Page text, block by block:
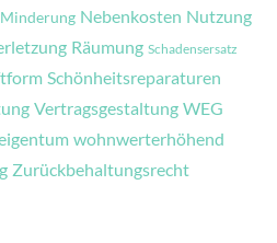
Minderung Nebenkosten Nutzung
Räumung Schadensersatz
Schönheitsreparaturen
Vertragsgestaltung WEG
wohnwerterhöhend
Zurückbehaltungsrecht